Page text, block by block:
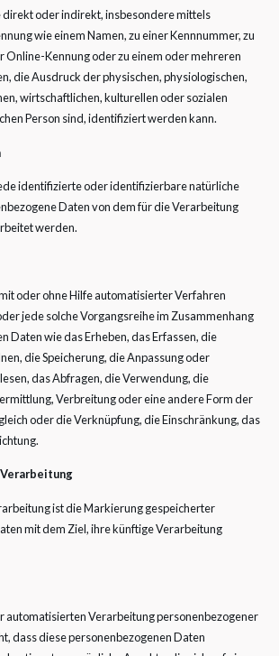
direkt oder indirekt, insbesondere mittels
wie einem Namen, zu einer Kennnummer, zu
Online-Kennung oder zu einem oder mehreren
die Ausdruck der physischen, physiologischen,
wirtschaftlichen, kulturellen oder sozialen
Person sind, identifiziert werden kann.
identifizierte oder identifizierbare natürliche
Daten von dem für die Verarbeitung
werden.
oder ohne Hilfe automatisierter Verfahren
jede solche Vorgangsreihe im Zusammenhang
Daten wie das Erheben, das Erfassen, die
die Speicherung, die Anpassung oder
das Abfragen, die Verwendung, die
Verbreitung oder eine andere Form der
oder die Verknüpfung, die Einschränkung, das
Verarbeitung
ist die Markierung gespeicherter
mit dem Ziel, ihre künftige Verarbeitung
automatisierten Verarbeitung personenbezogener
dass diese personenbezogenen Daten